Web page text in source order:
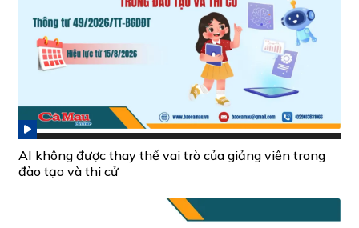
AI không được thay thế vai trò của giảng viên trong
đào tạo và thi cử